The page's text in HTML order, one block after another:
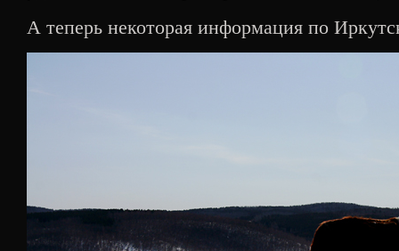
А теперь некоторая информация по